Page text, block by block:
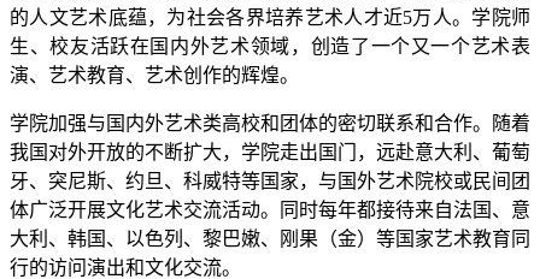
的人文艺术底蕴，为社会各界培养艺术人才近5万人。学院师
生、校友活跃在国内外艺术领域，创造了一个又一个艺术表
演、艺术教育、艺术创作的辉煌。
学院加强与国内外艺术类高校和团体的密切联系和合作。随着
我国对外开放的不断扩大，学院走出国门，远赴意大利、葡萄
牙、突尼斯、约旦、科威特等国家，与国外艺术院校或民间团
体广泛开展文化艺术交流活动。同时每年都接待来自法国、意
大利、韩国、以色列、黎巴嫩、刚果（金）等国家艺术教育同
行的访问演出和文化交流。